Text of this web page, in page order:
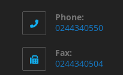
Phone:
0244340550
Fax:
0244340504